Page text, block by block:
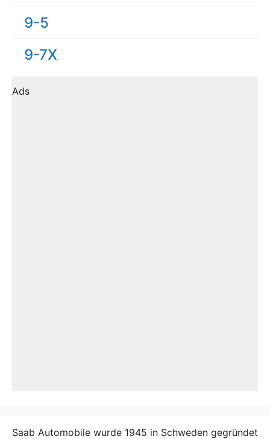
9-5
9-7X
Ads
Saab Automobile wurde 1945 in Schweden gegründet